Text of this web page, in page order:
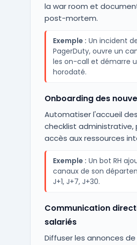
la war room et
post-mortem.
Exemple : Un incident
PagerDuty, ouvre un
les on-call et démarre
horodaté.
Onboarding des
Automatiser l'accueil
checklist
accès aux ressources
Exemple : Un bot RH
canaux de son
J+1, J+7, J+30.
Communication
salariés
Diffuser les annonces